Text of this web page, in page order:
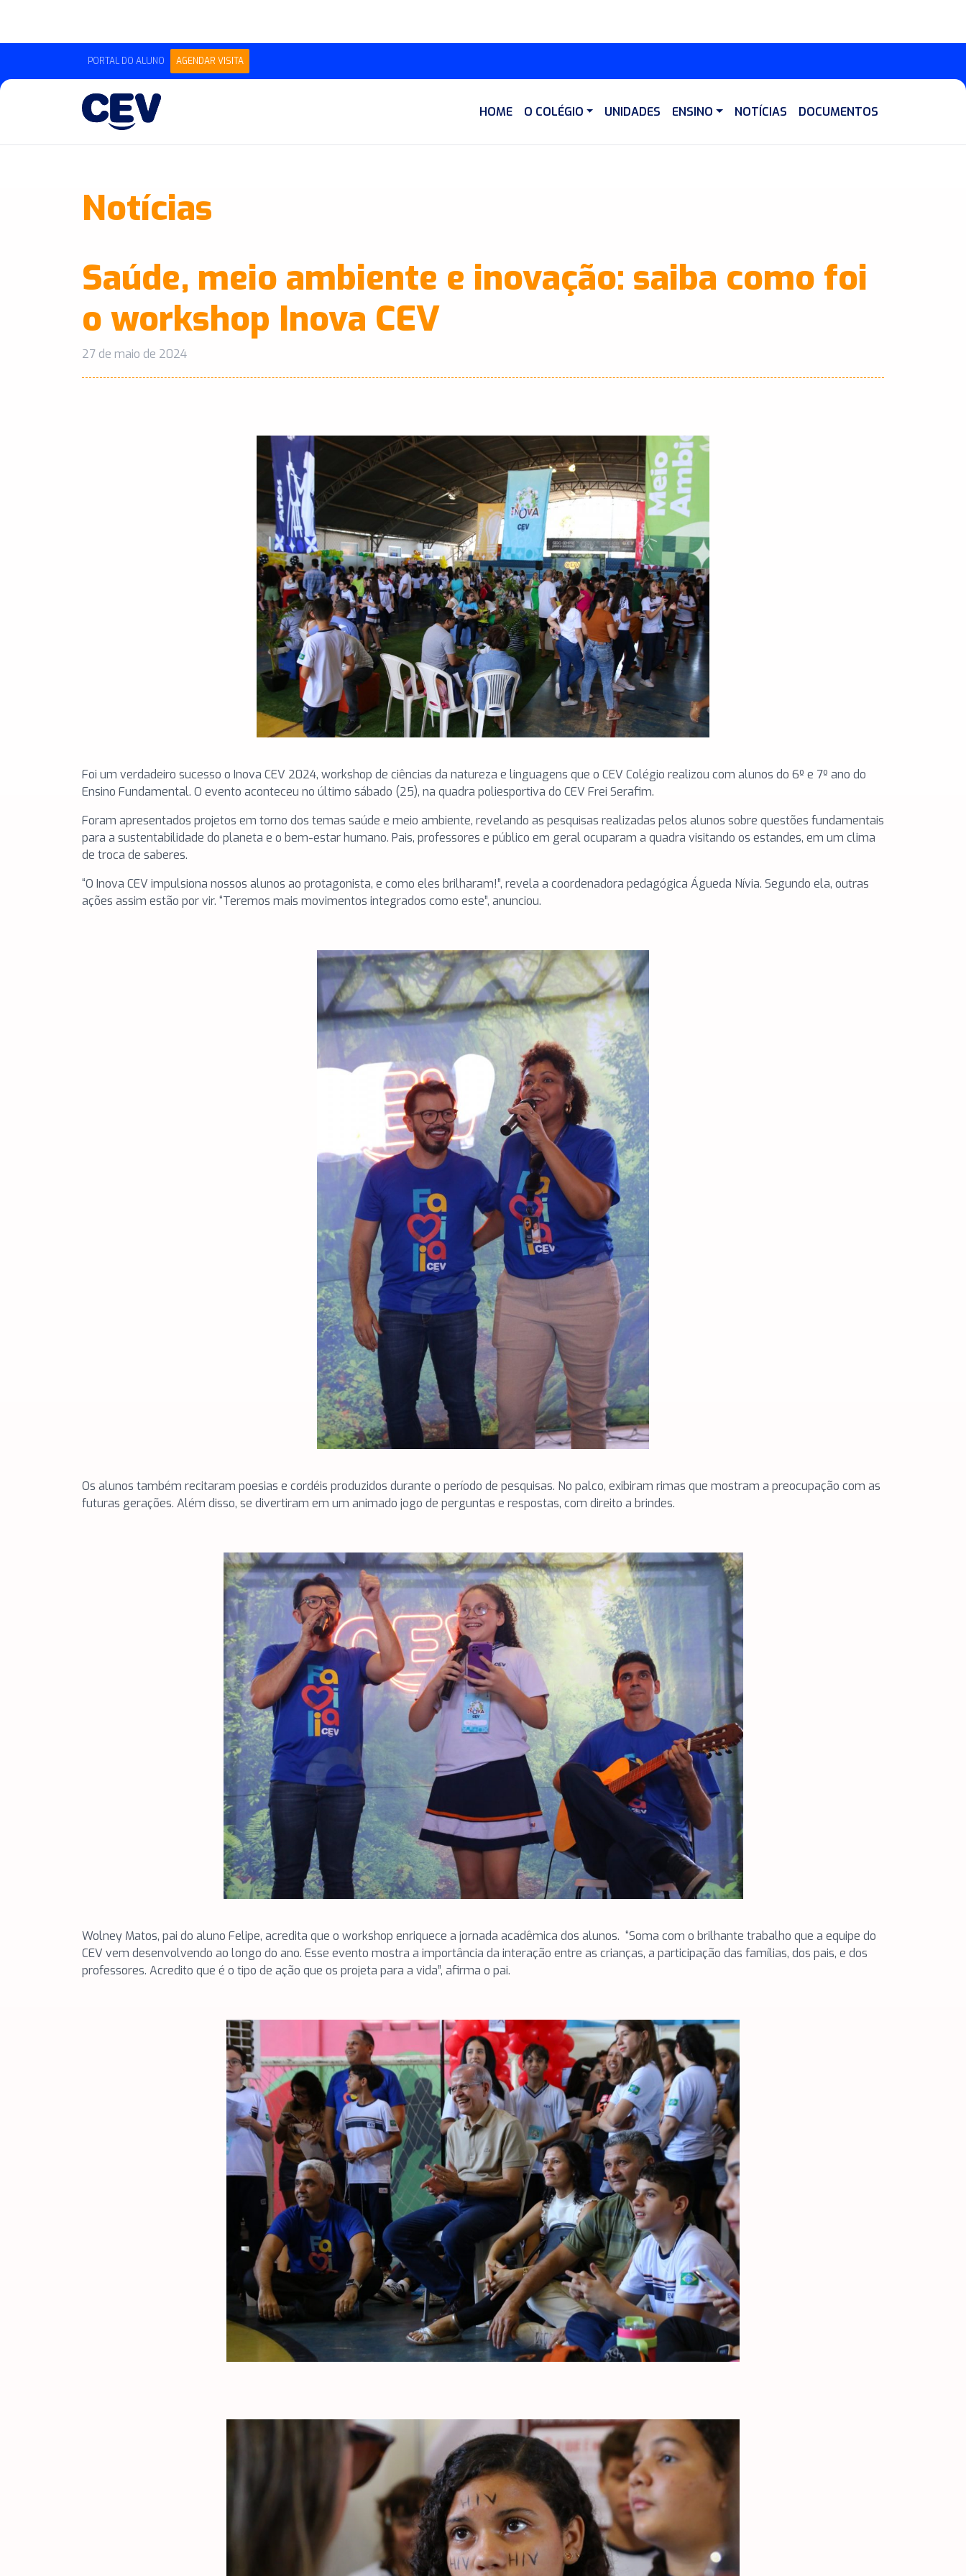
PORTAL DO ALUNO AGENDAR VISITA
HOME O COLÉGIO UNIDADES ENSINO NOTÍCIAS DOCUMENTOS
Notícias
Saúde, meio ambiente e inovação: saiba como foi
o workshop Inova CEV
27 de maio de 2024
Foi um verdadeiro sucesso o Inova CEV 2024, workshop de ciências da natureza e linguagens que o CEV Colégio realizou com alunos do 6º e 7º ano do
Ensino Fundamental. O evento aconteceu no último sábado (25), na quadra poliesportiva do CEV Frei Serafim.
Foram apresentados projetos em torno dos temas saúde e meio ambiente, revelando as pesquisas realizadas pelos alunos sobre questões fundamentais
para a sustentabilidade do planeta e o bem-estar humano. Pais, professores e público em geral ocuparam a quadra visitando os estandes, em um clima
de troca de saberes.
“O Inova CEV impulsiona nossos alunos ao protagonista, e como eles brilharam!”, revela a coordenadora pedagógica Águeda Nívia. Segundo ela, outras
ações assim estão por vir. “Teremos mais movimentos integrados como este”, anunciou.
Os alunos também recitaram poesias e cordéis produzidos durante o período de pesquisas. No palco, exibiram rimas que mostram a preocupação com as
futuras gerações. Além disso, se divertiram em um animado jogo de perguntas e respostas, com direito a brindes.
Wolney Matos, pai do aluno Felipe, acredita que o workshop enriquece a jornada acadêmica dos alunos. “Soma com o brilhante trabalho que a equipe do
CEV vem desenvolvendo ao longo do ano. Esse evento mostra a importância da interação entre as crianças, a participação das famílias, dos pais, e dos
professores. Acredito que é o tipo de ação que os projeta para a vida”, afirma o pai.